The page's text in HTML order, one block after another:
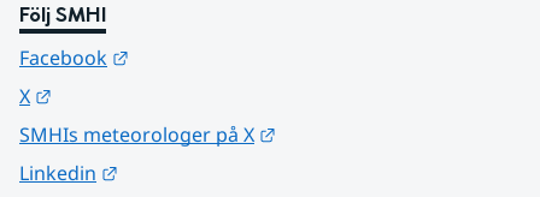
Följ SMHI
Facebook
X
SMHIs meteorologer på X
Linkedin